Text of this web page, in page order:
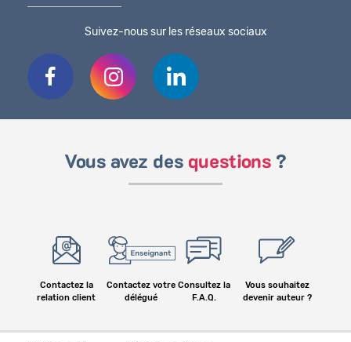
Suivez-nous sur les réseaux sociaux
Vous avez des questions ?
Contactez la
relation client
Contactez votre
délégué
Consultez la
F.A.Q.
Vous souhaitez
devenir auteur ?